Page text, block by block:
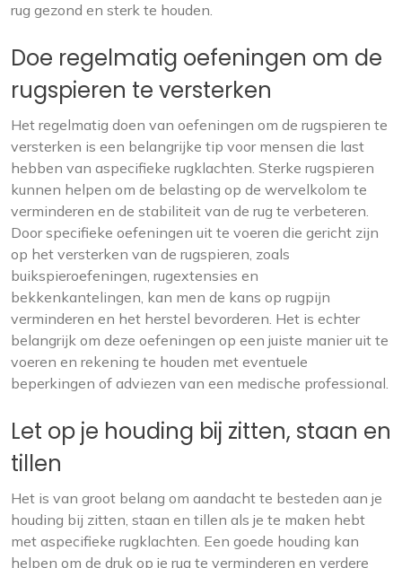
rug gezond en sterk te houden.
Doe regelmatig oefeningen om de
rugspieren te versterken
Het regelmatig doen van oefeningen om de rugspieren te
versterken is een belangrijke tip voor mensen die last
hebben van aspecifieke rugklachten. Sterke rugspieren
kunnen helpen om de belasting op de wervelkolom te
verminderen en de stabiliteit van de rug te verbeteren.
Door specifieke oefeningen uit te voeren die gericht zijn
op het versterken van de rugspieren, zoals
buikspieroefeningen, rugextensies en
bekkenkantelingen, kan men de kans op rugpijn
verminderen en het herstel bevorderen. Het is echter
belangrijk om deze oefeningen op een juiste manier uit te
voeren en rekening te houden met eventuele
beperkingen of adviezen van een medische professional.
Let op je houding bij zitten, staan en
tillen
Het is van groot belang om aandacht te besteden aan je
houding bij zitten, staan en tillen als je te maken hebt
met aspecifieke rugklachten. Een goede houding kan
helpen om de druk op je rug te verminderen en verdere